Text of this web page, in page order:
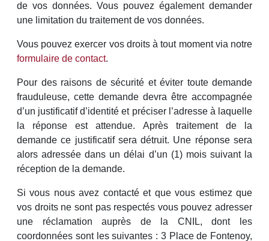
de vos données. Vous pouvez également demander
une limitation du traitement de vos données.
Vous pouvez exercer vos droits à tout moment via notre
formulaire de contact.
Pour des raisons de sécurité et éviter toute demande
frauduleuse, cette demande devra être accompagnée
d’un justificatif d’identité et préciser l’adresse à laquelle
la réponse est attendue. Après traitement de la
demande ce justificatif sera détruit. Une réponse sera
alors adressée dans un délai d’un (1) mois suivant la
réception de la demande.
Si vous nous avez contacté et que vous estimez que
vos droits ne sont pas respectés vous pouvez adresser
une réclamation auprès de la CNIL, dont les
coordonnées sont les suivantes : 3 Place de Fontenoy,